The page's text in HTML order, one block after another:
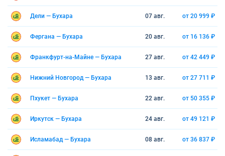
Дели — Бухара 07 авг. от 20 999 ₽
Фергана — Бухара 20 авг. от 16 136 ₽
Франкфурт-на-Майне — Бухара 27 авг. от 42 449 ₽
Нижний Новгород — Бухара 13 авг. от 27 711 ₽
Пхукет — Бухара 22 авг. от 50 355 ₽
Иркутск — Бухара 24 авг. от 49 121 ₽
Исламабад — Бухара 08 авг. от 36 837 ₽